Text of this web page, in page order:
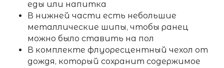
еды или напитка
В нижней части есть небольшие
металлические шипы, чтобы ранец
можно было ставить на пол
В комплекте флуоресцентный чехол от
дождя, который сохранит содержимое